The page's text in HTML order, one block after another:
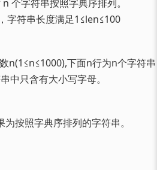
个字符串按照字典序排列。
字符串长度满足1≤len≤100
n(1≤n≤1000),下面n行为n个字符串
中只含有大小写字母。
按照字典序排列的字符串。